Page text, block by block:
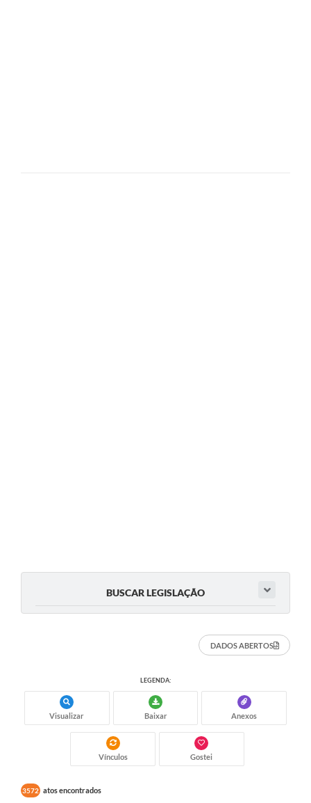
BUSCAR LEGISLAÇÃO
DADOS ABERTOS
LEGENDA:
Visualizar Baixar Anexos
Vínculos Gostei
3572 atos encontrados